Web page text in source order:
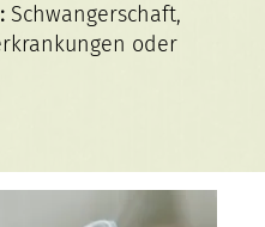
Schwangerschaft,
oder